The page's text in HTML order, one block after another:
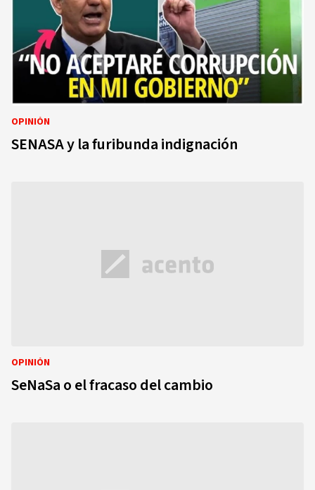
OPINIÓN
SENASA y la furibunda indignación
OPINIÓN
SeNaSa o el fracaso del cambio